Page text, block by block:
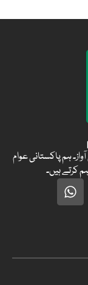
کی آواز۔ ہم پاکستانی عوام
کرتے ہیں۔